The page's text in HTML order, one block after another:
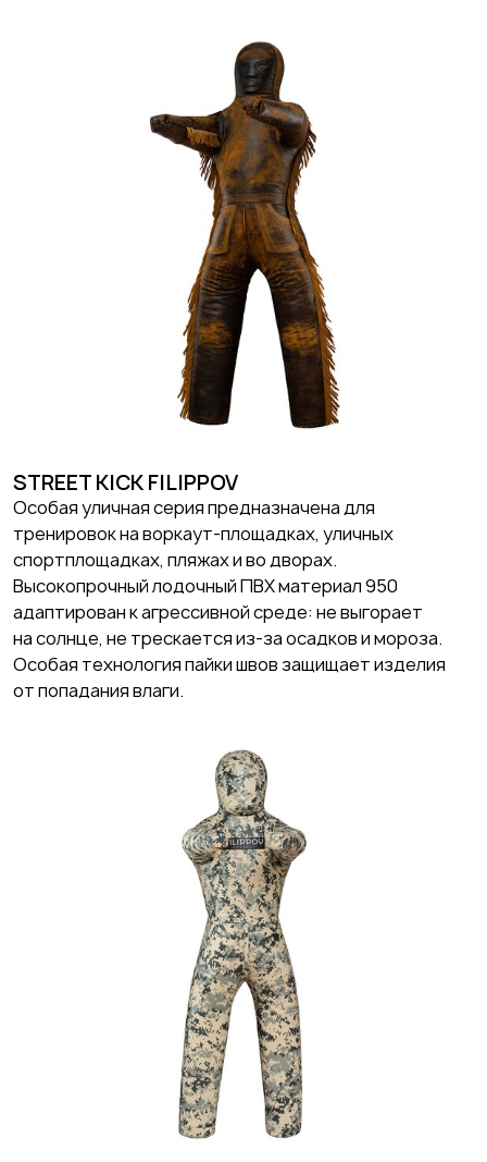
STREET KICK FILIPPOV
Особая уличная серия предназначена для
тренировок на воркаут-площадках, уличных
спортплощадках, пляжах и во дворах.
Высокопрочный лодочный ПВХ материал 950
адаптирован к агрессивной среде: не выгорает
на солнце, не трескается из-за осадков и мороза.
Особая технология пайки швов защищает изделия
от попадания влаги.